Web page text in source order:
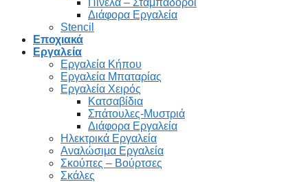
Πινέλα – Σταμπαδόροι
Διάφορα Εργαλεία
Stencil
Εποχιακά
Εργαλεία
Εργαλεία Κήπου
Εργαλεία Μπαταρίας
Εργαλεία Χειρός
Κατσαβίδια
Σπάτουλες-Μυστριά
Διάφορα Εργαλεία
Ηλεκτρικά Εργαλεία
Αναλώσιμα Εργαλεία
Σκούπες – Βούρτσες
Σκάλες